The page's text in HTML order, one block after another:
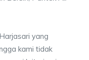
yang
kami tidak